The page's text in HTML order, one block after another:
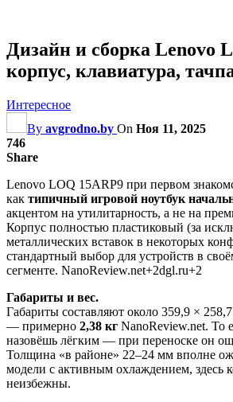
Дизайн и сборка Lenovo
корпус, клавиатура,
Интересное
By avgrodno.by On Ноя 11, 2025
746
Share
Lenovo LOQ 15ARP9 при первом
как типичный игровой ноутбук
акцентом на утилитарность, а не на
Корпус полностью пластиковый (за
металлических вставок в некоторых
стандартный выбор для устройств в
сегменте. NanoReview.net+2dgl.ru+2
Габариты и вес.
Габариты составляют около 359,9 ×
— примерно 2,38 кг NanoReview.net. То
назовёшь лёгким — при переноске он
Толщина «в районе» 22–24 мм вполне
модели с активным охлаждением, здесь
неизбежны.